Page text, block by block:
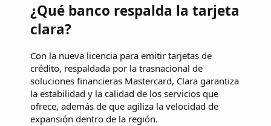
¿Qué banco respalda la tarjeta
clara?
Con la nueva licencia para emitir tarjetas de
crédito, respaldada por la trasnacional de
soluciones financieras Mastercard, Clara garantiza
la estabilidad y la calidad de los servicios que
ofrece, además de que agiliza la velocidad de
expansión dentro de la región.